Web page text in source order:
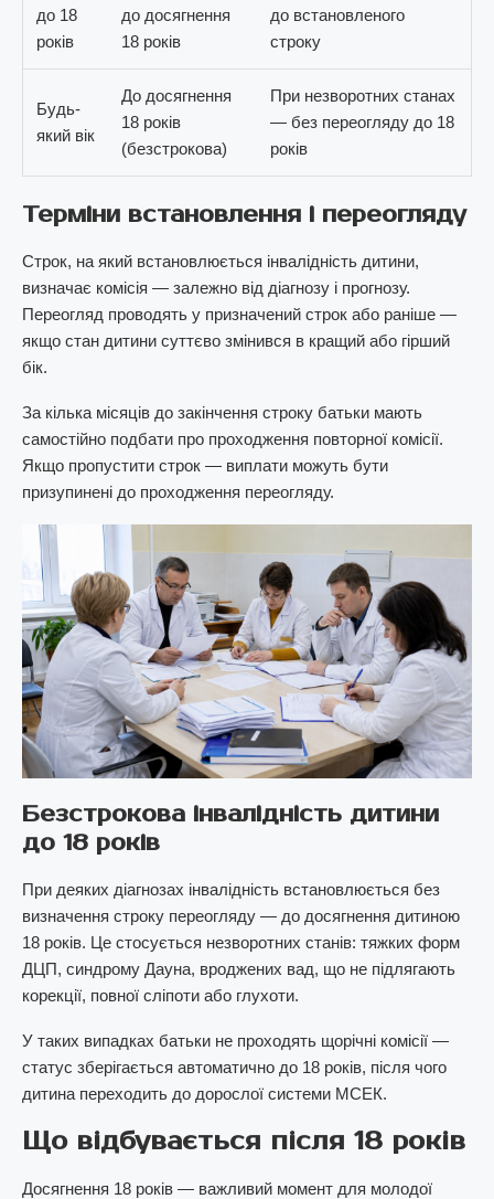
до 18
років
до досягнення
18 років
до встановленого
строку
Будь-
який вік
До досягнення
18 років
(безстрокова)
При незворотних станах
— без переогляду до 18
років
Терміни встановлення і переогляду
Строк, на який встановлюється інвалідність дитини,
визначає комісія — залежно від діагнозу і прогнозу.
Переогляд проводять у призначений строк або раніше —
якщо стан дитини суттєво змінився в кращий або гірший
бік.
За кілька місяців до закінчення строку батьки мають
самостійно подбати про проходження повторної комісії.
Якщо пропустити строк — виплати можуть бути
призупинені до проходження переогляду.
Безстрокова інвалідність дитини
до 18 років
При деяких діагнозах інвалідність встановлюється без
визначення строку переогляду — до досягнення дитиною
18 років. Це стосується незворотних станів: тяжких форм
ДЦП, синдрому Дауна, вроджених вад, що не підлягають
корекції, повної сліпоти або глухоти.
У таких випадках батьки не проходять щорічні комісії —
статус зберігається автоматично до 18 років, після чого
дитина переходить до дорослої системи МСЕК.
Що відбувається після 18 років
Досягнення 18 років — важливий момент для молодої